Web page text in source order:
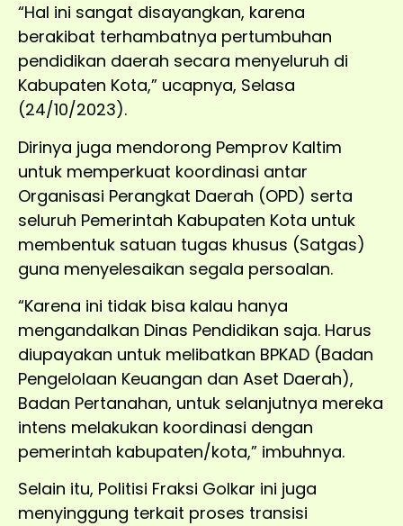
“Hal ini sangat disayangkan, karena
berakibat terhambatnya pertumbuhan
pendidikan daerah secara menyeluruh di
Kabupaten Kota,” ucapnya, Selasa
(24/10/2023).
Dirinya juga mendorong Pemprov Kaltim
untuk memperkuat koordinasi antar
Organisasi Perangkat Daerah (OPD) serta
seluruh Pemerintah Kabupaten Kota untuk
membentuk satuan tugas khusus (Satgas)
guna menyelesaikan segala persoalan.
“Karena ini tidak bisa kalau hanya
mengandalkan Dinas Pendidikan saja. Harus
diupayakan untuk melibatkan BPKAD (Badan
Pengelolaan Keuangan dan Aset Daerah),
Badan Pertanahan, untuk selanjutnya mereka
intens melakukan koordinasi dengan
pemerintah kabupaten/kota,” imbuhnya.
Selain itu, Politisi Fraksi Golkar ini juga
menyinggung terkait proses transisi